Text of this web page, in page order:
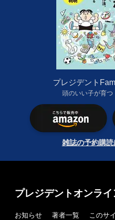
プレジデント
頭のいい子が育
雑誌の予約購
プレジデントオンラ
お知らせ 著者一覧
このサ